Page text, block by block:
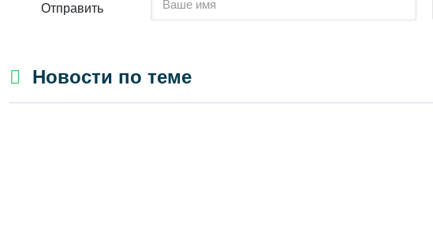
Отправить
Новости по теме